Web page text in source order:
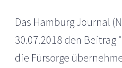
Das Hamburg Journal
30.07.2018 den Beitrag
die Fürsorge